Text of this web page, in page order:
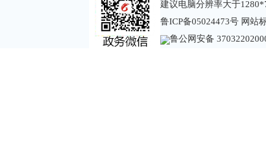
建议电脑分辨率大于
鲁ICP备05024473号 网站
鲁公网安备